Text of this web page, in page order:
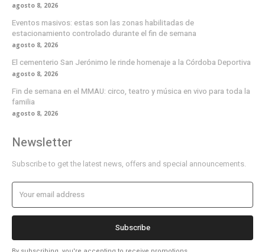
agosto 8, 2026
Eventos masivos: estas son las zonas habilitadas de
estacionamiento controlado durante el fin de semana
agosto 8, 2026
El cementerio San Jerónimo le rinde homenaje a la Córdoba Deportiva
agosto 8, 2026
Fin de semana en el MMAU: circo, teatro y música en vivo para toda la
familia
agosto 8, 2026
Newsletter
Subscribe to get the latest news, offers and special announcements.
Subscribe